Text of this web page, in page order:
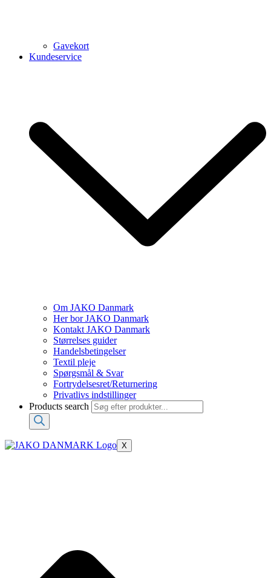
Gavekort
Kundeservice
Om JAKO Danmark
Her bor JAKO Danmark
Kontakt JAKO Danmark
Størrelses guider
Handelsbetingelser
Textil pleje
Spørgsmål & Svar
Fortrydelsesret/Returnering
Privatlivs indstillinger
Products search
X